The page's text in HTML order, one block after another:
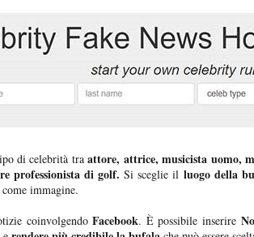
di celebrità traattore, attrice, musicista uomo,
professionista di golf.Si sceglie il luogo della
immagine.
coinvolgendoFacebook. È possibile inserire